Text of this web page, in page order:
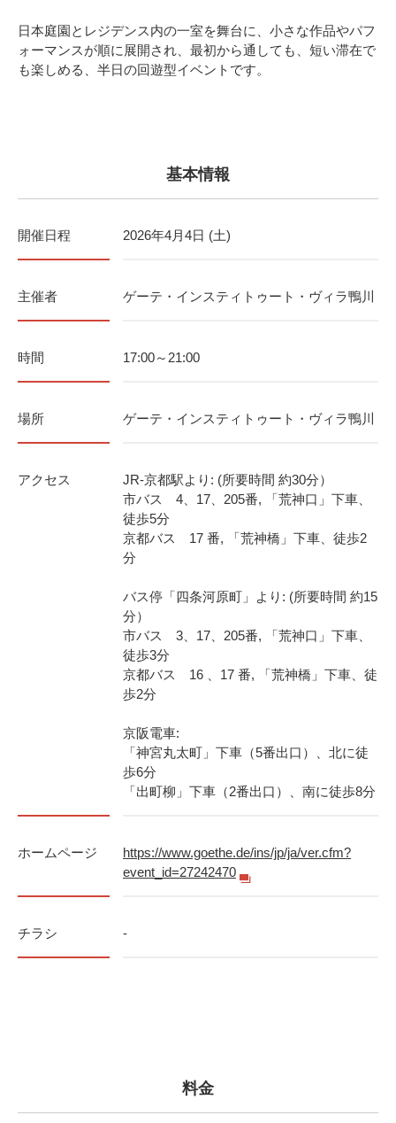
日本庭園とレジデンス内の一室を舞台に、小さな作品やパフ
ォーマンスが順に展開され、最初から通しても、短い滞在で
も楽しめる、半日の回遊型イベントです。
基本情報
開催日程 2026年4月4日 (土)
主催者 ゲーテ・インスティトゥート・ヴィラ鴨川
時間 17:00～21:00
場所 ゲーテ・インスティトゥート・ヴィラ鴨川
アクセス
JR-京都駅より: (所要時間 約30分）
市バス 4、17、205番, 「荒神口」下車、
徒歩5分
京都バス 17 番, 「荒神橋」下車、徒歩2
分
バス停「四条河原町」より: (所要時間 約15
分）
市バス 3、17、205番, 「荒神口」下車、
徒歩3分
京都バス 16 、17 番, 「荒神橋」下車、徒
歩2分
京阪電車:
「神宮丸太町」下車（5番出口）、北に徒
歩6分
「出町柳」下車（2番出口）、南に徒歩8分
ホームページ
https://www.goethe.de/ins/jp/ja/ver.cfm?
event_id=27242470
チラシ -
料金